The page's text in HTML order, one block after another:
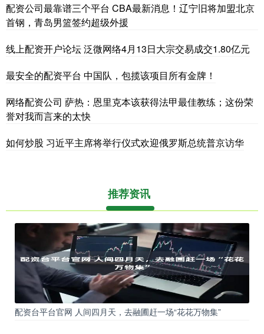
配资公司最靠谱三个平台 CBA最新消息！辽宁旧将加盟北京
首钢，青岛男篮签约超级外援
线上配资开户论坛 泛微网络4月13日大宗交易成交1.80亿元
最安全的配资平台 中国队，包揽该项目所有金牌！
网络配资公司 萨热：恩里克本该获得法甲最佳教练；这份荣
誉对我而言来的太快
如何炒股 习近平主席将举行仪式欢迎俄罗斯总统普京访华
推荐资讯
配资台平台官网 人间四月天，去融圃赶一场“花花万物集”